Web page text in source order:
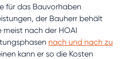
für das Bauvorhaben
der Bauherr behält
meist nach der HOAI
nach und nach zu
kann er so die Kosten